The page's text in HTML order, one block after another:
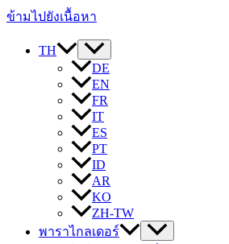
ข้ามไปยังเนื้อหา
TH
DE
EN
FR
IT
ES
PT
ID
AR
KO
ZH-TW
พาราไกลเดอร์